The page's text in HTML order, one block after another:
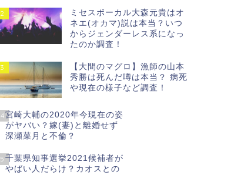
2
ミセスボーカル大森元貴はオ
ネエ(オカマ)説は本当？いつ
からジェンダーレス系になっ
たのか調査！
3
【大間のマグロ】漁師の山本
秀勝は死んだ噂は本当？ 病死
や現在の様子など調査！
4宮崎大輔の2020年今現在の姿
がヤバい？嫁(妻)と離婚せず
深瀬菜月と不倫？
5千葉県知事選挙2021候補者が
やばい人だらけ？カオスとの